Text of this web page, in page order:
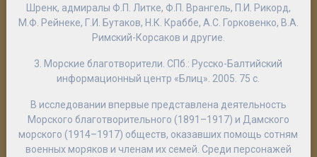
Шренк, адмиралы Ф.П. Литке, Ф.П. Врангель, П.И. Рикорд,
М.Ф. Рейнеке, Г.И. Бутаков, Н.К. Краббе, А.С. Горковенко, В.А.
Римский-Корсаков и другие.
3. Морские благотворители. СПб.: Русско-Балтийский
информационный центр «Блиц». 2005. 75 с.
В исследовании впервые представлена деятельность
Морского благотворительного (1891–1917) и Дамского
морского (1914–1917) обществ, оказавших помощь сотням
военных моряков и членам их семей. Среди персонажей